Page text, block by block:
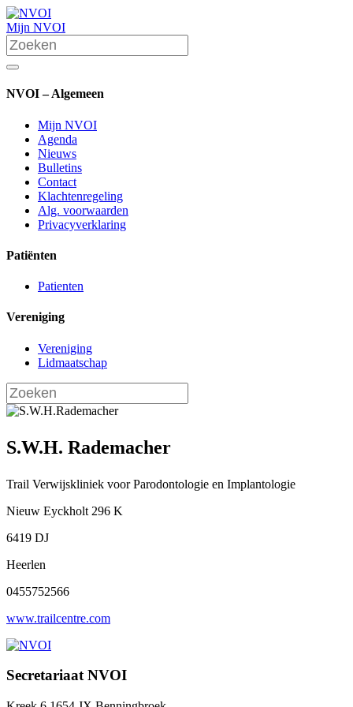
Mijn NVOI
NVOI – Algemeen
Mijn NVOI
Agenda
Nieuws
Bulletins
Contact
Klachtenregeling
Alg. voorwaarden
Privacyverklaring
Patiënten
Patienten
Vereniging
Vereniging
Lidmaatschap
S.W.H. Rademacher
Trail Verwijskliniek voor Parodontologie en Implantologie
Nieuw Eyckholt 296 K
6419 DJ
Heerlen
0455752566
www.trailcentre.com
Secretariaat NVOI